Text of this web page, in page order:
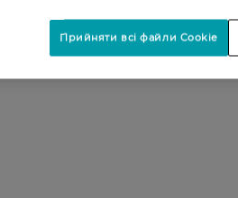
Прийняти всі файли Cookie